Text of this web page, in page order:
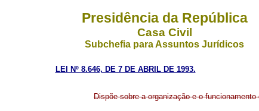
Presidência da República
Casa Civil
Subchefia para Assuntos Jurídicos
LEI Nº 8.646, DE 7 DE ABRIL DE 1993.
Dispõe sobre a organização e o